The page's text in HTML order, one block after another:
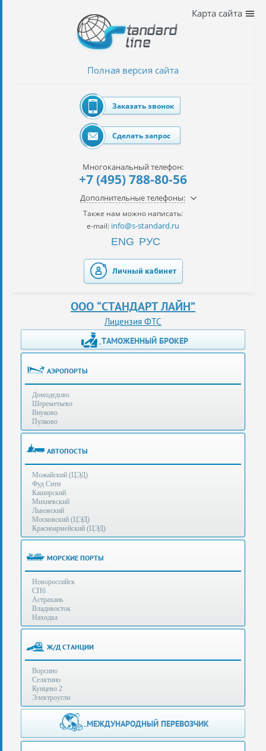
автомобилей
Получение
ЭЦП
за
сутки
услуги
Опыт
оформления
рекомендует
Таможенные
процедуры
(особенности):
Полезная
информация
Стоимость
услуг
Контакты
Заказать
звонок
Сделать
запрос
Многоканальный
телефон:
Дополнительные
+7 (929) 575-
Полная версия сайта
Карта сайта
Заказать звонок
Сделать запрос
Многоканальный телефон:
+7 (495) 788-80-56
Дополнительные телефоны:
Также нам можно написать:
e-mail: info@s-standard.ru
ENG РУС
Личный кабинет
ООО “СТАНДАРТ ЛАЙН”
Лицензия ФТС
ТАМОЖЕННЫЙ БРОКЕР
АЭРОПОРТЫ
Домодедово
Шереметьево
Внуково
Пулково
АВТОПОСТЫ
Можайский (ЦЭД)
Фуд Сити
Каширский
Михневский
Львовский
Московский (ЦЭД)
Красноармейский (ЦЭД)
МОРСКИЕ ПОРТЫ
Новороссийск
СПб
Астрахань
Владивосток
Находка
Ж/Д СТАНЦИИ
Ворсино
Селятино
Кунцево 2
Электроугли
МЕЖДУНАРОДНЫЙ ПЕРЕВОЗЧИК